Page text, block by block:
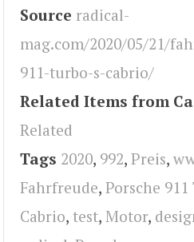
Source radical-
mag.com/2020/05/21/
911-turbo-s-cabrio/
Related Items from
Related
Tags 2020, 992, Preis,
Fahrfreude, Porsche 911
Cabrio, test, Motor,